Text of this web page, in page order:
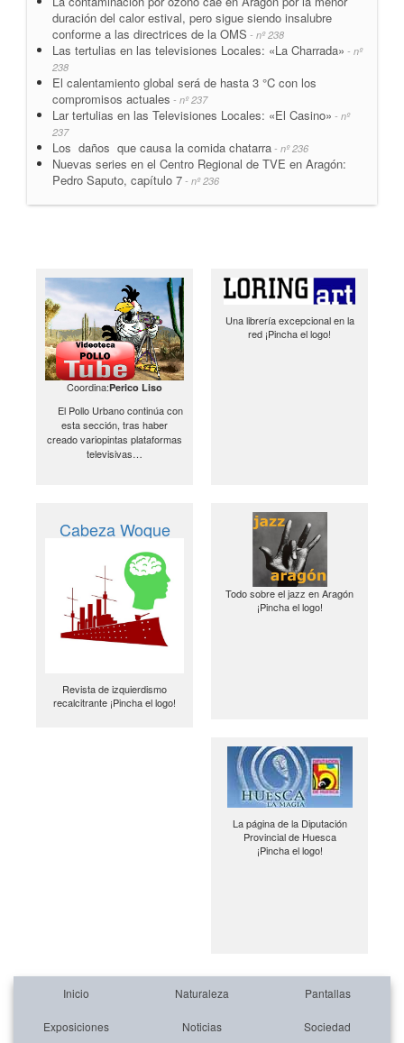
duración del calor estival, pero sigue siendo insalubre
conforme a las directrices de la OMS - nº 238
Las tertulias en las televisiones Locales: «La Charrada» - nº
238
El calentamiento global será de hasta 3 °C con los
compromisos actuales - nº 237
Lar tertulias en las Televisiones Locales: «El Casino» - nº
237
Los daños que causa la comida chatarra - nº 236
Nuevas series en el Centro Regional de TVE en Aragón:
Pedro Saputo, capítulo 7 - nº 236
Coordina:Perico Liso
El Pollo Urbano continúa con
esta sección, tras haber
creado variopintas plataformas
televisivas…
Una librería excepcional en la
red ¡Pincha el logo!
Cabeza Woque
Revista de izquierdismo
recalcitrante ¡Pincha el logo!
Todo sobre el jazz en Aragón
¡Pincha el logo!
La página de la Diputación
Provincial de Huesca
¡Pincha el logo!
Inicio Naturaleza Pantallas
Exposiciones Noticias Sociedad